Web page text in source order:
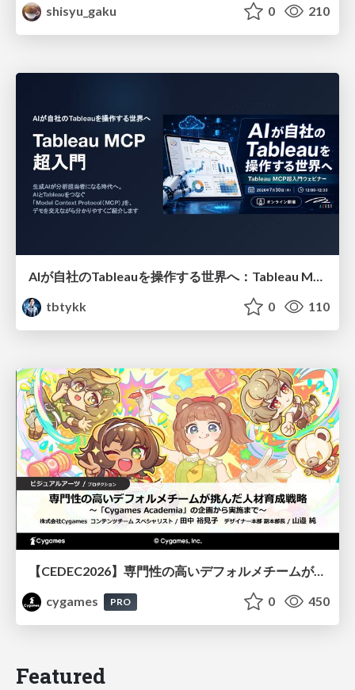
shisyu_gaku
0 210
tbtykk
0 110
【CEDEC2026】専門性の高いデフォルメチームが挑んだ人材育成戦略 〜Cygames Academiaの企画から実施まで〜
cygames
PRO 0 450
Featured